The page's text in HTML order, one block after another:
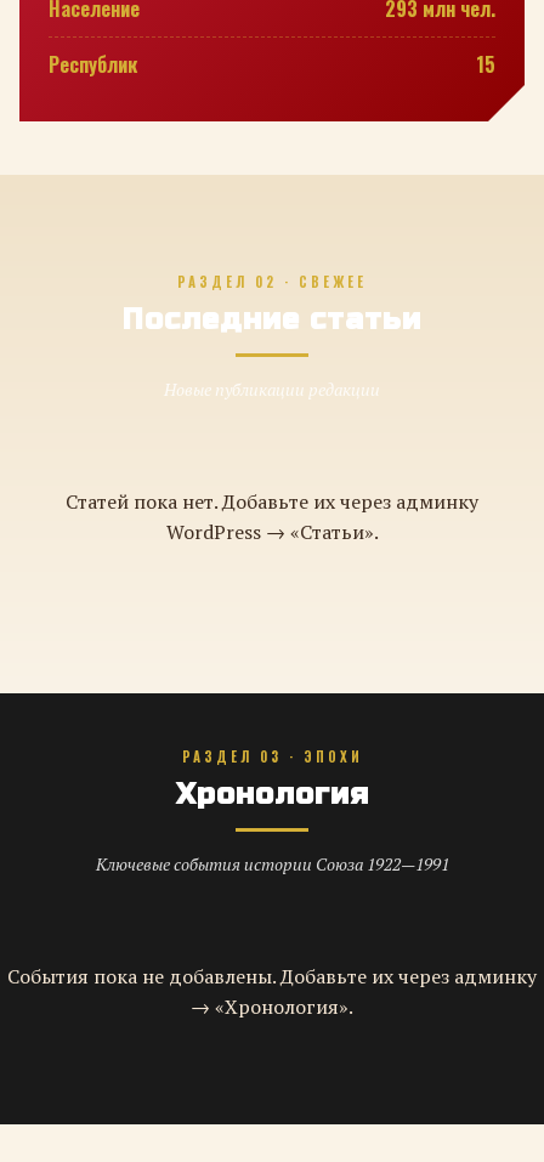
Население
293 млн чел.
Республик
15
РАЗДЕЛ 02 · СВЕЖЕЕ
Последние статьи
Новые публикации редакции
Статей пока нет. Добавьте их через админку
WordPress → «Статьи».
РАЗДЕЛ 03 · ЭПОХИ
Хронология
Ключевые события истории Союза 1922—1991
События пока не добавлены. Добавьте их через админку
→ «Хронология».